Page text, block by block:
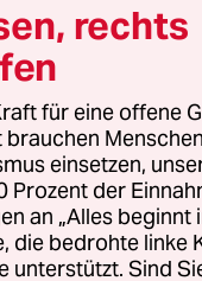
rechts
für eine offene
einsetzen,
Prozent der
an „Alles beginnt
die bedrohte linke
unterstützt. Sind